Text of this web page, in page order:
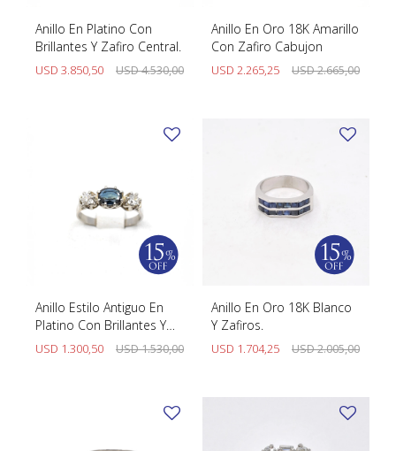
Anillo En Platino Con
Brillantes Y Zafiro Central.
USD 3.850,50 USD4.530,00
Anillo En Oro 18K Amarillo
Con Zafiro Cabujon
USD 2.265,25 USD2.665,00
Anillo Estilo Antiguo En
Platino Con Brillantes Y
Zafiros
USD 1.300,50 USD1.530,00
Anillo En Oro 18K Blanco
Y Zafiros.
USD 1.704,25 USD2.005,00